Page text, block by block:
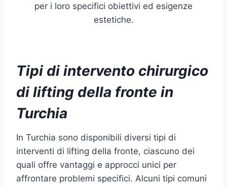
per i loro specifici obiettivi ed esigenze
estetiche.
Tipi di intervento chirurgico
di lifting della fronte in
Turchia
In Turchia sono disponibili diversi tipi di
interventi di lifting della fronte, ciascuno dei
quali offre vantaggi e approcci unici per
affrontare problemi specifici. Alcuni tipi comuni